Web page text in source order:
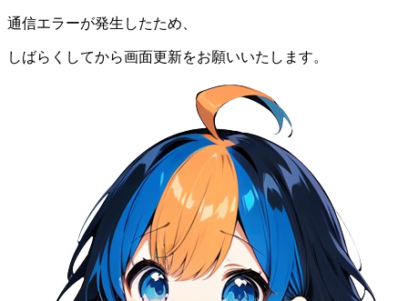
通信エラーが発生したため、
しばらくしてから画面更新をお願いいたします。